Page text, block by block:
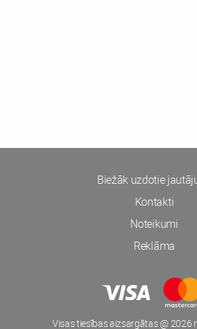
Biežāk uzdotie
Kontakti
Noteikumi
Reklāma
Visas tiesības aizsargātas @ 2026